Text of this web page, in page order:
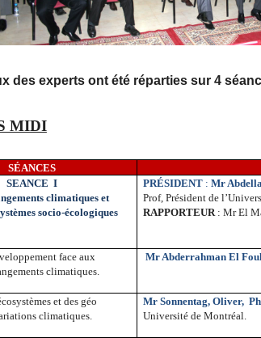
des experts ont été réparties sur 4
MIDI
SÉANCES
SEANCE I
climatiques et
socio-écologiques
PRÉSIDENT :Mr
Prof, Président de
RAPPORTEUR : Mr El
face aux
climatiques.
Mr Abderrahman El
et des géo
climatiques.
Mr Sonnentag, Oliver,
Université de Montréal.